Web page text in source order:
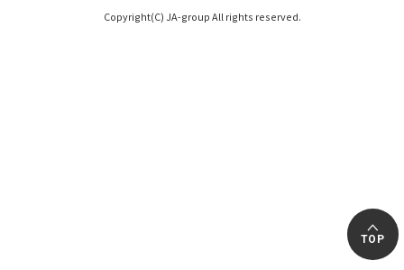
Copyright(C) JA-group All rights reserved.
TOP